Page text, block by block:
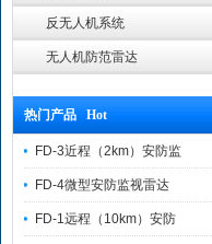
反无人机系统
无人机防范雷达
热门产品 Hot
FD-3近程（2km）安防监
FD-4微型安防监视雷达
FD-1远程（10km）安防